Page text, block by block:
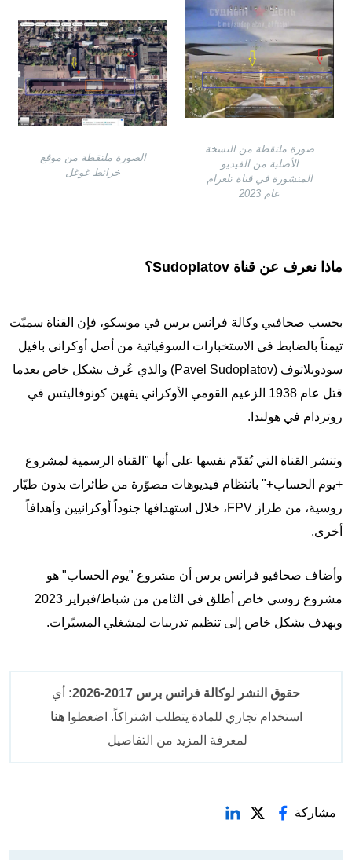
Image
صورة ملتقطة من النسخة
الأصلية من الفيديو
المنشورة في قناة تلغرام
عام 2023
Image
الصورة ملتقطة من موقع
خرائط غوغل
ماذا نعرف عن قناة Sudoplatov؟
بحسب صحافيي وكالة فرانس برس في موسكو، فإن القناة سميّت
تيمناً بالضابط في الاستخبارات السوفياتية من أصل أوكراني بافيل
سودوبلاتوف (Pavel Sudoplatov) والذي عُرف بشكل خاص بعدما
قتل عام 1938 الزعيم القومي الأوكراني يفهين كونوفاليتس في
روتردام في هولندا.
وتنشر القناة التي تُقدّم نفسها على أنها "القناة الرسمية لمشروع
+يوم الحساب+" بانتظام فيديوهات مصوّرة من طائرات بدون طيّار
روسية، من طراز FPV، خلال استهدافها جنوداً أوكرانيين وأهدافاً
أخرى.
وأضاف صحافيو فرانس برس أن مشروع "يوم الحساب" هو
مشروع روسي خاص أطلق في الثامن من شباط/فبراير 2023
ويهدف بشكل خاص إلى تنظيم تدريبات لمشغلي المسيّرات.
حقوق النشر لوكالة فرانس برس 2017-2026:
أي
استخدام تجاري للمادة يتطلب اشتراكاً. اضغطواهنا
لمعرفة المزيد من التفاصيل
مشاركة